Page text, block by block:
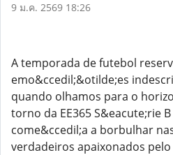
9 ม.ค. 2569 18:26
A temporada de futebol
emo&ccedil;&otilde;es
quando olhamos para o
torno da EE365 S&eacute;rie
come&ccedil;a a borbulhar
verdadeiros apaixonados